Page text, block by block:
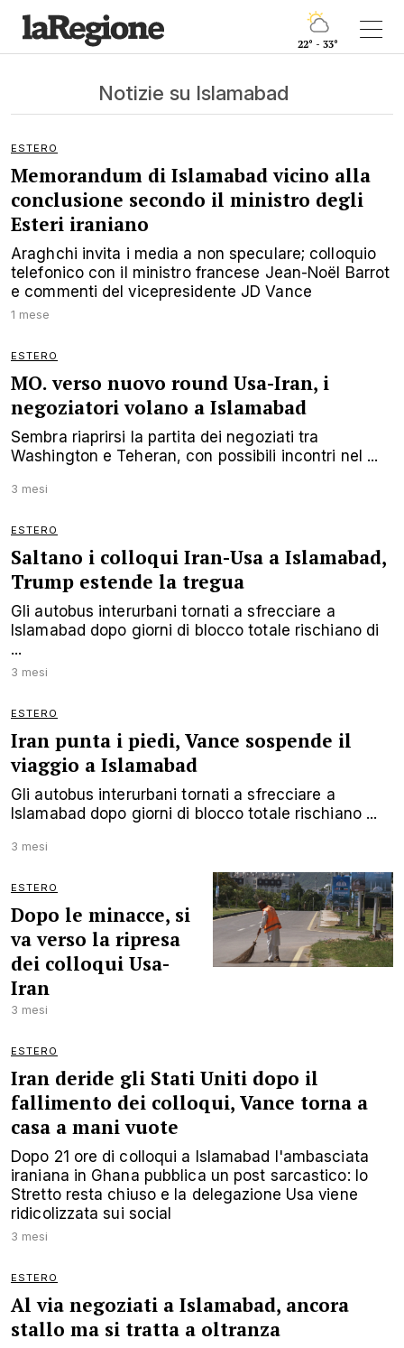
22° - 33°
Notizie su Islamabad
ESTERO
Memorandum di Islamabad vicino alla
conclusione secondo il ministro degli
Esteri iraniano
Araghchi invita i media a non speculare; colloquio
telefonico con il ministro francese Jean-Noël Barrot
e commenti del vicepresidente JD Vance
1 mese
ESTERO
MO. verso nuovo round Usa-Iran, i
negoziatori volano a Islamabad
Sembra riaprirsi la partita dei negoziati tra
Washington e Teheran, con possibili incontri nel ...
3 mesi
ESTERO
Saltano i colloqui Iran-Usa a Islamabad,
Trump estende la tregua
Gli autobus interurbani tornati a sfrecciare a
Islamabad dopo giorni di blocco totale rischiano di
...
3 mesi
ESTERO
Iran punta i piedi, Vance sospende il
viaggio a Islamabad
Gli autobus interurbani tornati a sfrecciare a
Islamabad dopo giorni di blocco totale rischiano ...
3 mesi
ESTERO
Dopo le minacce, si
va verso la ripresa
dei colloqui Usa-
Iran
3 mesi
ESTERO
Iran deride gli Stati Uniti dopo il
fallimento dei colloqui, Vance torna a
casa a mani vuote
Dopo 21 ore di colloqui a Islamabad l'ambasciata
iraniana in Ghana pubblica un post sarcastico: lo
Stretto resta chiuso e la delegazione Usa viene
ridicolizzata sui social
3 mesi
ESTERO
Al via negoziati a Islamabad, ancora
stallo ma si tratta a oltranza